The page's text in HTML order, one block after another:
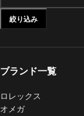
絞り込み
ブランド一覧
ロレックス
オメガ